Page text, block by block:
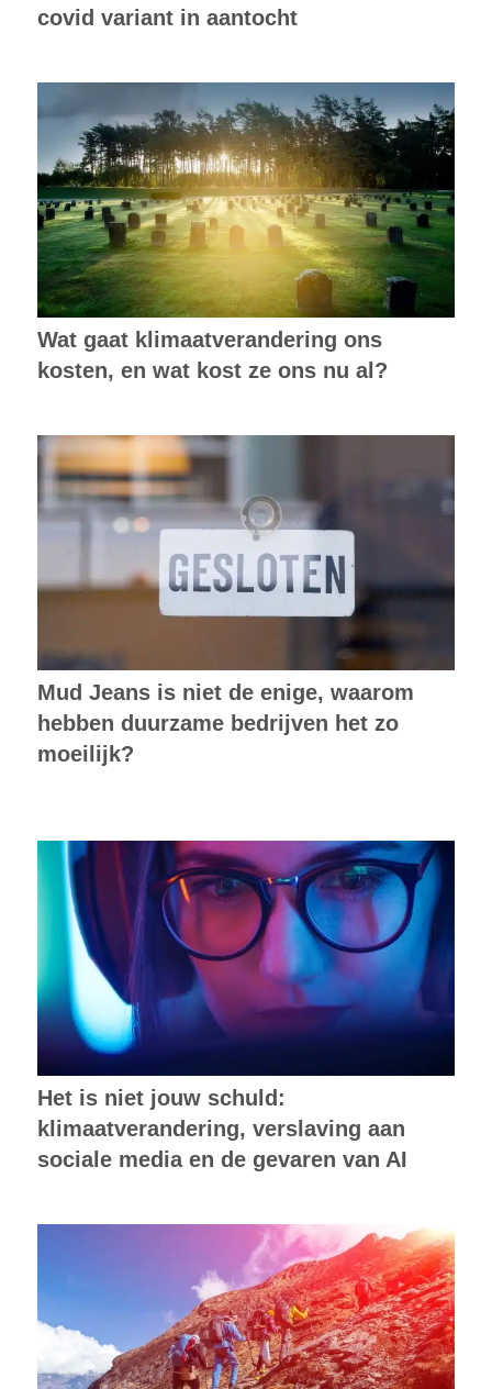
covid variant in aantocht
Wat gaat klimaatverandering ons
kosten, en wat kost ze ons nu al?
Mud Jeans is niet de enige, waarom
hebben duurzame bedrijven het zo
moeilijk?
Het is niet jouw schuld:
klimaatverandering, verslaving aan
sociale media en de gevaren van AI